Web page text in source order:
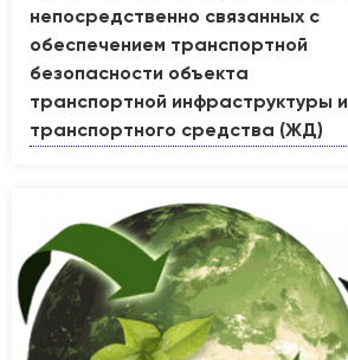
непосредственно связанных с
обеспечением транспортной
безопасности объекта
транспортной инфраструктуры и
транспортного средства (ЖД)